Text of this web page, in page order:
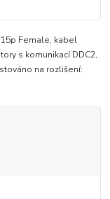
Female, kabel
s komunikací DDC2,
na rozlišení: